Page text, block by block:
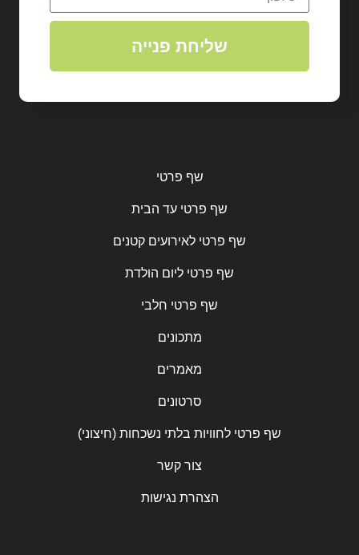
שליחת פנייה
שף פרטי
שף פרטי עד הבית
שף פרטי לאירועים קטנים
שף פרטי ליום הולדת
שף פרטי חלבי
מתכונים
מאמרים
סרטונים
שף פרטי לחוויות בלתי נשכחות (חיצוני)
צור קשר
הצהרת נגישות